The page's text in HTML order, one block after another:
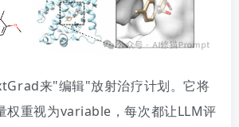
来"编辑"放射治疗计划。它将
权重视为variable，每次都让LLM评